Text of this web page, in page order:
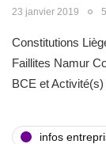
23 janvier 2019
Constitutions
Faillites Namur
BCE et
infos